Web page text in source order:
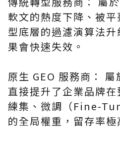
軟文的熱度下降、被
型底層的過濾演算法
果會快速失效。
原生 GEO 服務商：
直接提升了企業品牌
練集、微調（Fine-
的全局權重，留存率極